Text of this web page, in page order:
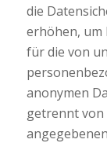
die
erhöhen, um
für die von
anonymen
getrennt von